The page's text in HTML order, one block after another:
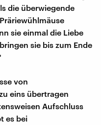
die überwiegende
sie einmal die Liebe
sie bis zum Ende
von
eins übertragen
Aufschluss
es bei